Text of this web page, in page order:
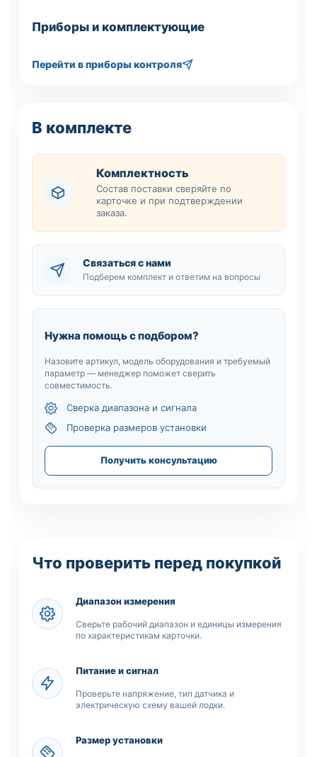
Приборы и комплектующие
Перейти в приборы контроля
В комплекте
Комплектность
Состав поставки сверяйте по
карточке и при подтверждении
заказа.
Связаться с нами
Подберем комплект и ответим на вопросы
Нужна помощь с подбором?
Назовите артикул, модель оборудования и требуемый
параметр — менеджер поможет сверить
совместимость.
Сверка диапазона и сигнала
Проверка размеров установки
Получить консультацию
Что проверить перед покупкой
Диапазон измерения
Сверьте рабочий диапазон и единицы измерения
по характеристикам карточки.
Питание и сигнал
Проверьте напряжение, тип датчика и
электрическую схему вашей лодки.
Размер установки